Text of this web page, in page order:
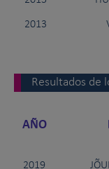
2013
Resultados de
AÑO
2019